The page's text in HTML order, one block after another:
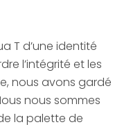
T d’une identité
l’intégrité et les
nous avons gardé
nous sommes
la palette de